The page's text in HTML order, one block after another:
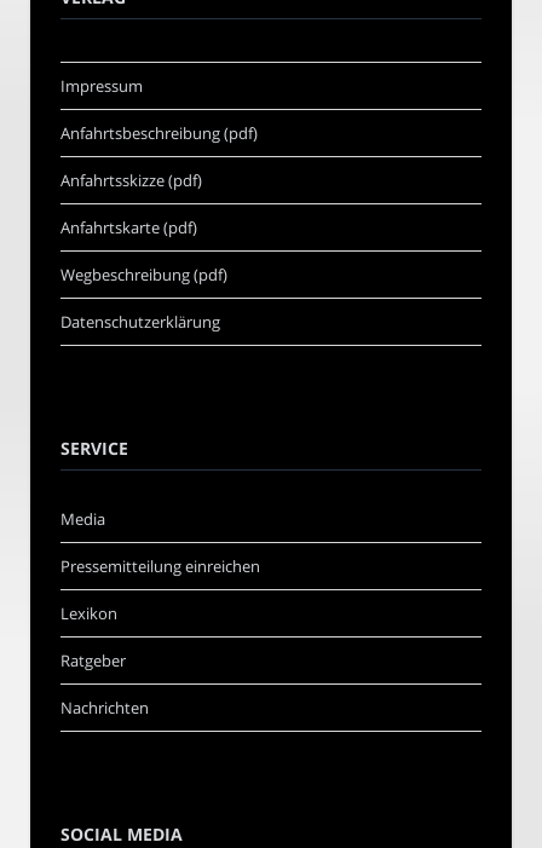
Impressum
Anfahrtsbeschreibung (pdf)
Anfahrtsskizze (pdf)
Anfahrtskarte (pdf)
Wegbeschreibung (pdf)
Datenschutzerklärung
SERVICE
Media
Pressemitteilung einreichen
Lexikon
Ratgeber
Nachrichten
SOCIAL MEDIA